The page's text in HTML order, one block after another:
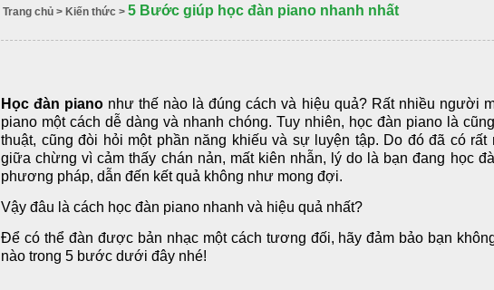
Trang chủ > Kiến thức > 5 Bước giúp học đàn piano nhanh nhất
Học đàn piano như thế nào là đúng cách và hiệu quả? Rất nhiều người
piano một cách dễ dàng và nhanh chóng. Tuy nhiên, học đàn piano là
thuật, cũng đòi hỏi một phần năng khiếu và sự luyện tập. Do đó đã có
giữa chừng vì cảm thấy chán nản, mất kiên nhẫn, lý do là bạn đang học
phương pháp, dẫn đến kết quả không như mong đợi.
Vậy đâu là cách học đàn piano nhanh và hiệu quả nhất?
Để có thể đàn được bản nhạc một cách tương đối, hãy đảm bảo bạn
nào trong 5 bước dưới đây nhé!